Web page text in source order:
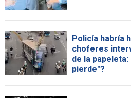
Policía habría
choferes
de la
pierde"?